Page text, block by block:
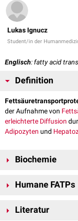
Lukas Ignucz
Student/in der
Englisch: fatty acid
Definition
der Aufnahme von
erleichterte Diffusion
Adipozyten und
Biochemie
die
Lymphean dasBlut
Dabei werden Fettsäuren
Zellmembran diffundieren
Humane FATPs
FATP1(SLC27A1)
Literatur